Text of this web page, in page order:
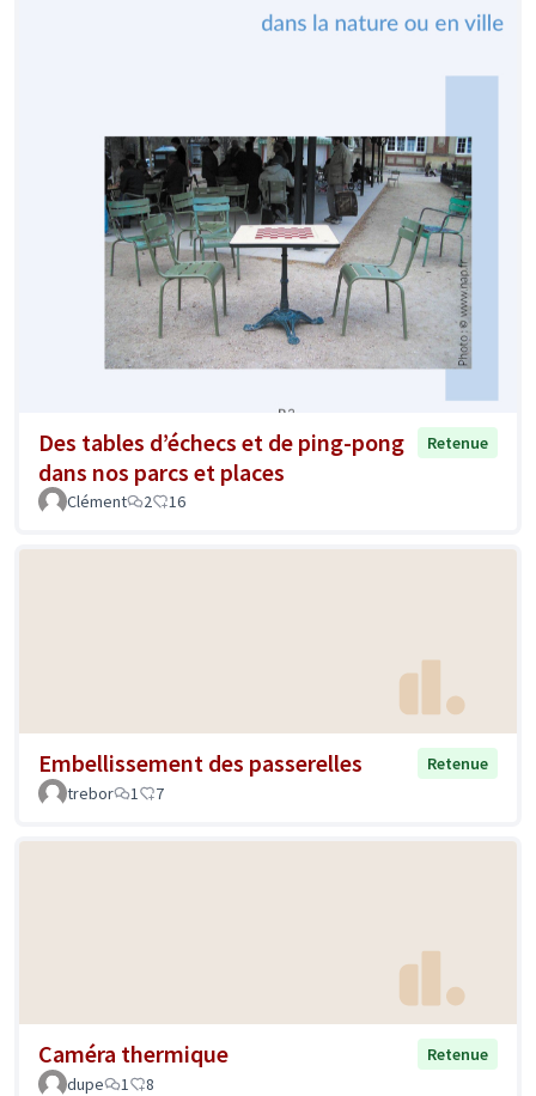
Des tables d’échecs et de ping-pong
dans nos parcs et places
Retenue
Clément 2 16
Embellissement des passerelles
Retenue
trebor
1 7
Caméra thermique
Retenue
dupe
1 8